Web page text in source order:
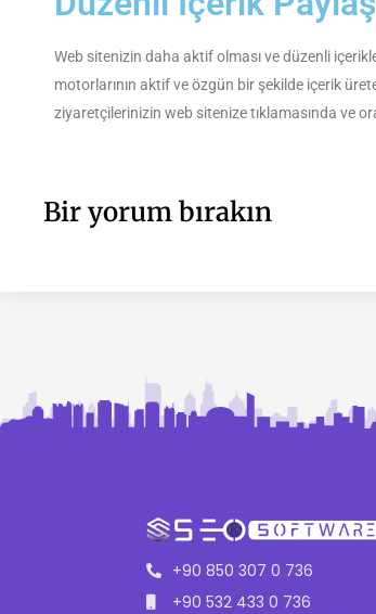
Web sitenizin daha aktif olması ve düzenli
motorlarının aktif ve özgün bir şekilde içerik
ziyaretçilerinizin web sitenize tıklamasında ve
Bir yorum bırakın
+90 850 307 0 736
+90 532 433 0 736